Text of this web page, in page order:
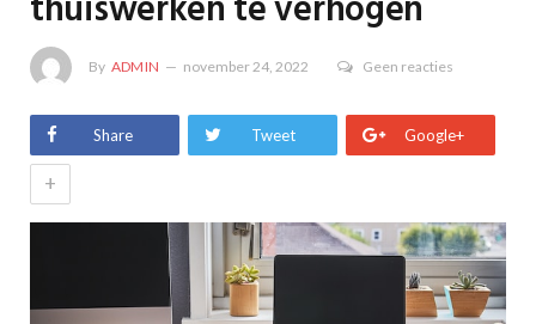
By ADMIN november 24, 2022 Geen reacties
Share Tweet Google+
+